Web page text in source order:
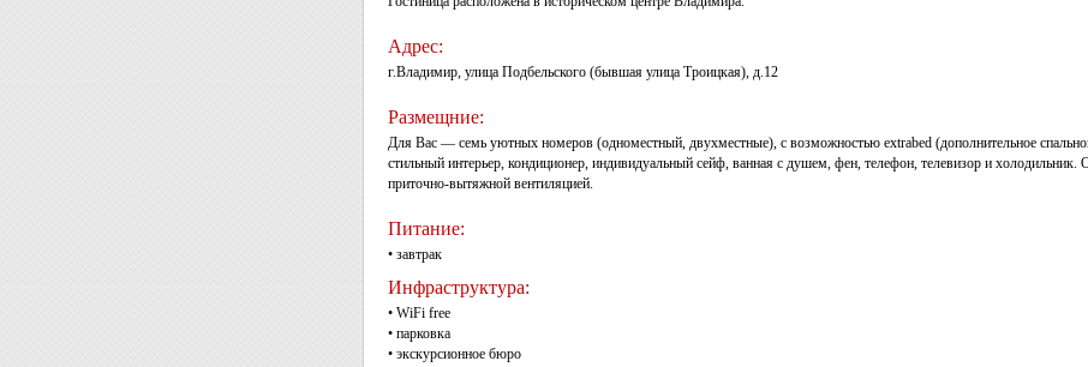
Адрес:
г.Владимир, улица Подбельского (бывшая улица Троицкая), д.12
Размещние:
Для Вас — семь уютных номеров (одноместный, двухместные), с возможностью extrabed (дополнительное
стильный интерьер, кондиционер, индивидуальный сейф, ванная с душем, фен, телефон, телевизор и
приточно-вытяжной вентиляцией.
Питание:
• завтрак
Инфраструктура:
• WiFi free
• парковка
• экскурсионное бюро